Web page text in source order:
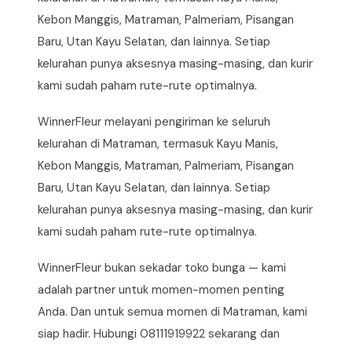
Kebon Manggis, Matraman, Palmeriam, Pisangan
Baru, Utan Kayu Selatan, dan lainnya. Setiap
kelurahan punya aksesnya masing-masing, dan kurir
kami sudah paham rute-rute optimalnya.
WinnerFleur melayani pengiriman ke seluruh
kelurahan di Matraman, termasuk Kayu Manis,
Kebon Manggis, Matraman, Palmeriam, Pisangan
Baru, Utan Kayu Selatan, dan lainnya. Setiap
kelurahan punya aksesnya masing-masing, dan kurir
kami sudah paham rute-rute optimalnya.
WinnerFleur bukan sekadar toko bunga — kami
adalah partner untuk momen-momen penting
Anda. Dan untuk semua momen di Matraman, kami
siap hadir. Hubungi 08111919922 sekarang dan